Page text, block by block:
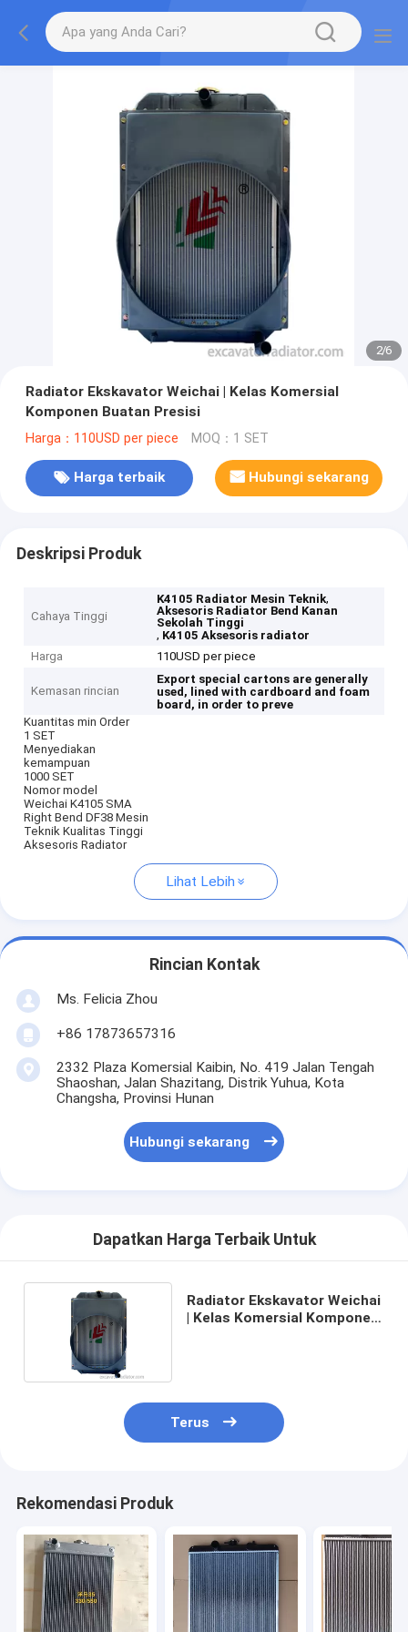
2/6
Radiator Ekskavator Weichai | Kelas Komersial
Komponen Buatan Presisi
Harga：110USD per piece MOQ：1 SET
Harga terbaik Hubungi sekarang
Deskripsi Produk
Cahaya Tinggi
K4105 Radiator Mesin Teknik,
Aksesoris Radiator Bend Kanan
Sekolah Tinggi
, K4105 Aksesoris radiator
Harga
110USD per piece
Kemasan rincian
Export special cartons are generally
used, lined with cardboard and foam
board, in order to preve
Kuantitas min Order
1 SET
Menyediakan
kemampuan
1000 SET
Nomor model
Weichai K4105 SMA
Right Bend DF38 Mesin
Teknik Kualitas Tinggi
Aksesoris Radiator
Lihat Lebih
Rincian Kontak
Ms. Felicia Zhou
+86 17873657316
2332 Plaza Komersial Kaibin, No. 419 Jalan Tengah
Shaoshan, Jalan Shazitang, Distrik Yuhua, Kota
Changsha, Provinsi Hunan
Hubungi sekarang
Dapatkan Harga Terbaik Untuk
Radiator Ekskavator Weichai
| Kelas Komersial Komponen
Terus
Rekomendasi Produk